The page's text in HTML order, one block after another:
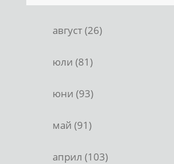
август (26)
юли (81)
юни (93)
май (91)
април (103)